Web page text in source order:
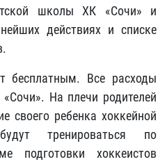
школы ХК «Сочи» и
действиях и списке
бесплатным. Все расходы
На плечи родителей
своего ребенка хоккейной
тренироваться по
подготовки хоккеистов